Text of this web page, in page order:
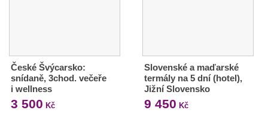
České Švýcarsko:
snídaně, 3chod. večeře
i wellness
3 500 Kč
Slovenské a maďarské
termály na 5 dní (hotel),
Jižní Slovensko
9 450 Kč